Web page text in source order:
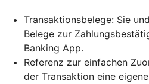
Transaktionsbelege: Sie
Belege zur
Banking App.
Referenz zur einfachen
der Transaktion eine